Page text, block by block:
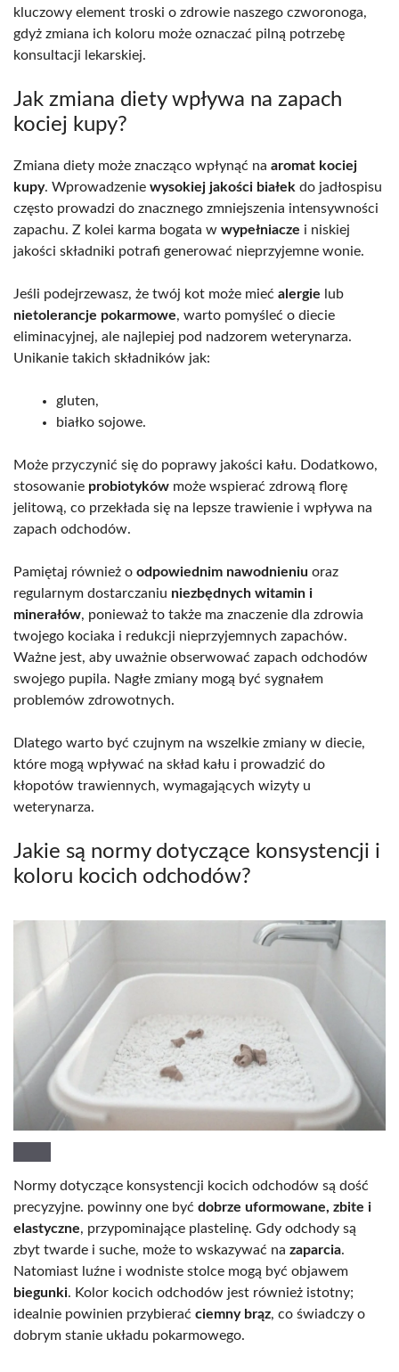
kluczowy element troski o zdrowie naszego czworonoga,
gdyż zmiana ich koloru może oznaczać pilną potrzebę
konsultacji lekarskiej.
Jak zmiana diety wpływa na zapach
kociej kupy?
Zmiana diety może znacząco wpłynąć na aromat kociej
kupy. Wprowadzenie wysokiej jakości białek do jadłospisu
często prowadzi do znacznego zmniejszenia intensywności
zapachu. Z kolei karma bogata w wypełniacze i niskiej
jakości składniki potrafi generować nieprzyjemne wonie.
Jeśli podejrzewasz, że twój kot może mieć alergie lub
nietolerancje pokarmowe, warto pomyśleć o diecie
eliminacyjnej, ale najlepiej pod nadzorem weterynarza.
Unikanie takich składników jak:
gluten,
białko sojowe.
Może przyczynić się do poprawy jakości kału. Dodatkowo,
stosowanie probiotyków może wspierać zdrową florę
jelitową, co przekłada się na lepsze trawienie i wpływa na
zapach odchodów.
Pamiętaj również o odpowiednim nawodnieniu oraz
regularnym dostarczaniu niezbędnych witamin i
minerałów, ponieważ to także ma znaczenie dla zdrowia
twojego kociaka i redukcji nieprzyjemnych zapachów.
Ważne jest, aby uważnie obserwować zapach odchodów
swojego pupila. Nagłe zmiany mogą być sygnałem
problemów zdrowotnych.
Dlatego warto być czujnym na wszelkie zmiany w diecie,
które mogą wpływać na skład kału i prowadzić do
kłopotów trawiennych, wymagających wizyty u
weterynarza.
Jakie są normy dotyczące konsystencji i
koloru kocich odchodów?
Normy dotyczące konsystencji kocich odchodów są dość
precyzyjne. powinny one być dobrze uformowane, zbite i
elastyczne, przypominające plastelinę. Gdy odchody są
zbyt twarde i suche, może to wskazywać na zaparcia.
Natomiast luźne i wodniste stolce mogą być objawem
biegunki. Kolor kocich odchodów jest również istotny;
idealnie powinien przybierać ciemny brąz, co świadczy o
dobrym stanie układu pokarmowego.